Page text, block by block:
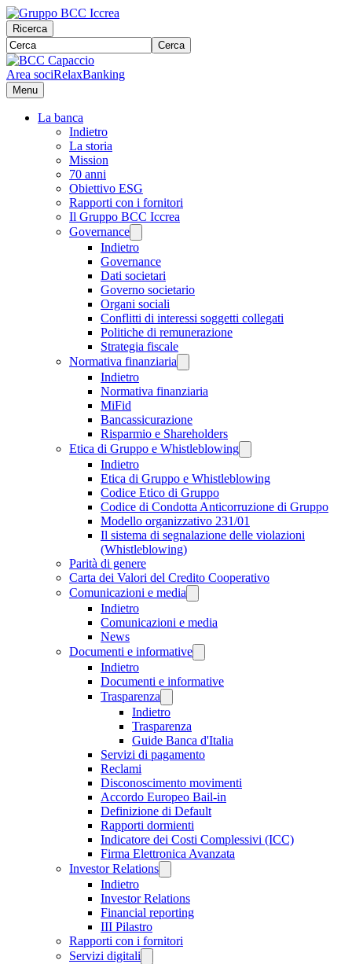
Ricerca
Cerca
Area sociRelaxBanking
Menu
La banca
Indietro
La storia
Mission
70 anni
Obiettivo ESG
Rapporti con i fornitori
Il Gruppo BCC Iccrea
Governance
Indietro
Governance
Dati societari
Governo societario
Organi sociali
Conflitti di interessi soggetti collegati
Politiche di remunerazione
Strategia fiscale
Normativa finanziaria
Indietro
Normativa finanziaria
MiFid
Bancassicurazione
Risparmio e Shareholders
Etica di Gruppo e Whistleblowing
Indietro
Etica di Gruppo e Whistleblowing
Codice Etico di Gruppo
Codice di Condotta Anticorruzione di Gruppo
Modello organizzativo 231/01
Il sistema di segnalazione delle violazioni
(Whistleblowing)
Parità di genere
Carta dei Valori del Credito Cooperativo
Comunicazioni e media
Indietro
Comunicazioni e media
News
Documenti e informative
Indietro
Documenti e informative
Trasparenza
Indietro
Trasparenza
Guide Banca d'Italia
Servizi di pagamento
Reclami
Disconoscimento movimenti
Accordo Europeo Bail-in
Definizione di Default
Rapporti dormienti
Indicatore dei Costi Complessivi (ICC)
Firma Elettronica Avanzata
Investor Relations
Indietro
Investor Relations
Financial reporting
III Pilastro
Rapporti con i fornitori
Servizi digitali